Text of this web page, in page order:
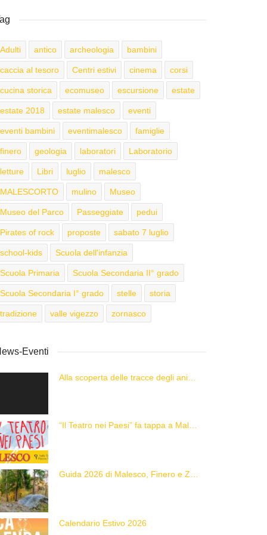
Adulti antico archeologia bambini
caccia al tesoro Centri estivi cinema corsi
cucina storica ecomuseo escursione estate
estate 2018 estate malesco eventi
eventi bambini eventimalesco famiglie
finero geologia laboratori Laboratorio
letture Libri luglio malesco
MALESCORTO mulino Museo
Museo del Parco Passeggiate pedui
Pirates of rock proposte sabato 7 luglio
school-kids Scuola dell'infanzia
Scuola Primaria Scuola Secondaria II° grado
Scuola Secondaria I° grado stelle storia
tradizione valle vigezzo zornasco
Eventi
Calendario Estivo 2026